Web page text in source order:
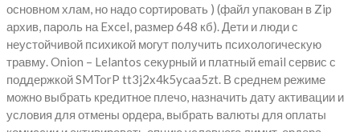
основном хлам, но надо сортировать ) (файл упакован в Zip
архив, пароль на Excel, размер 648 кб). Дети и люди с
неустойчивой психикой могут получить психологическую
травму. Onion – Lelantos секурный и платный email сервис с
поддержкой SMTorP tt3j2x4k5ycaa5zt. В среднем режиме
можно выбрать кредитное плечо, назначить дату активации и
условия для отмены ордера, выбрать валюты для оплаты